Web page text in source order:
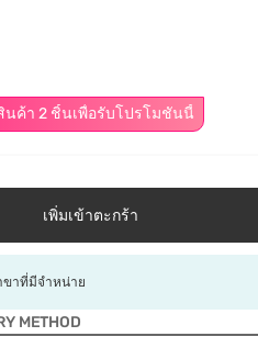
นค้า 2 ชิ้นเพื่อรับโปรโมชันนี้
เพิ่มเข้าตะกร้า
ขาที่มีจำหน่าย
METHOD